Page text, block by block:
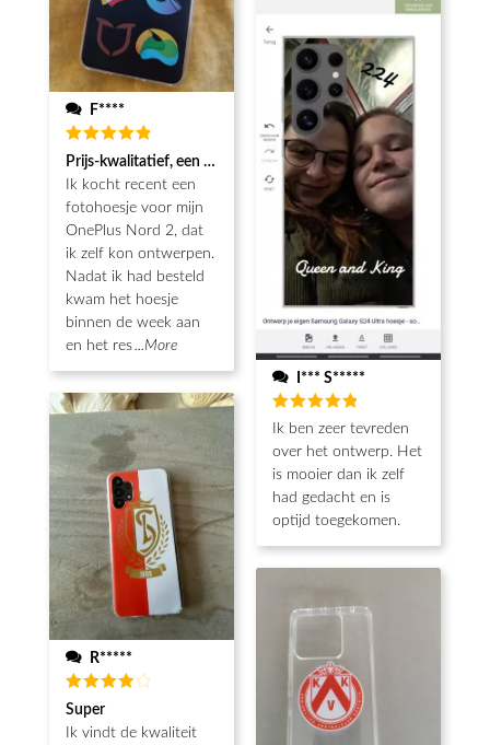
F****
Beoordeeld
5 van de 5
Prijs-kwalitatief, een echt koopje met mooie afwerking
Ik kocht recent een
fotohoesje voor mijn
OnePlus Nord 2, dat
ik zelf kon ontwerpen.
Nadat ik had besteld
kwam het hoesje
binnen de week aan
en het res ...More
R*****
Beoordeeld
4van de
5
Super
Ik vindt de kwaliteit
I*** S*****
Beoordeeld
5 van de 5
Ik ben zeer tevreden
over het ontwerp. Het
is mooier dan ik zelf
had gedacht en is
optijd toegekomen.